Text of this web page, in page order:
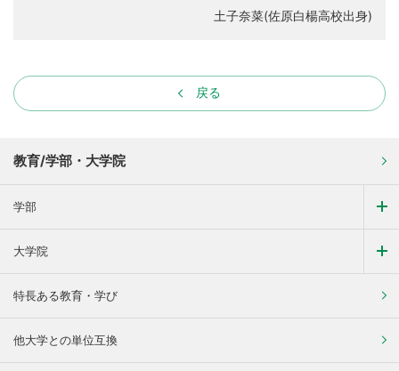
土子奈菜(佐原白楊高校出身)
戻る
教育/学部・大学院
学部
大学院
特長ある教育・学び
他大学との単位互換